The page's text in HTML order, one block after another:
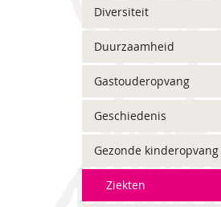
Diversiteit
Duurzaamheid
Gastouderopvang
Geschiedenis
Gezonde kinderopvang
Ziekten